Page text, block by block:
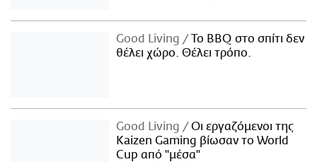
Good Living
Το BBQ στο σπίτι δεν
θέλει χώρο. Θέλει τρόπο.
Good Living
Οι εργαζόμενοι της
Kaizen Gaming βίωσαν το World
Cup από "μέσα"